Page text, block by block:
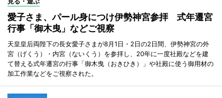
愛子さま、パール身につけ伊勢神宮参拝 式年遷宮
行事「御木曳」などご視察
天皇皇后両陛下の長女愛子さまが8月1日・2日の2日間、伊勢神宮の外
宮（げくう）・内宮（ないくう）を参拝し、20年に一度社殿などを建
て替える式年遷宮の行事「御木曳（おきひき）」や社殿に使う御用材の
加工作業などをご視察された。